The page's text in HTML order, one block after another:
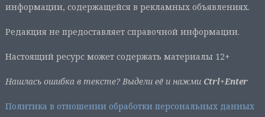
информации, содержащейся в рекламных объявлениях.
Редакция не предоставляет справочной информации.
Настоящий ресурс может содержать материалы 12+
Нашлась ошибка в тексте? Выдели её и нажми Ctrl+Enter
Политика в отношении обработки персональных данных